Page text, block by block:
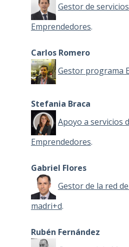
Gestor de
Emprendedores.
Carlos Romero
Gestor programa
Stefania Braca
Apoyo a servicios
Emprendedores.
Gabriel Flores
Gestor de la red
madri+d.
Rubén Fernández